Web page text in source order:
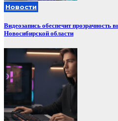
Новости
Видеозапись обеспечит прозрачность
Новосибирской области